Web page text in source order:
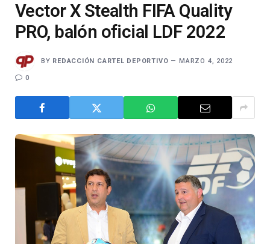
Vector X Stealth FIFA Quality
PRO, balón oficial LDF 2022
BY REDACCIÓN CARTEL DEPORTIVO MARZO 4, 2022
0